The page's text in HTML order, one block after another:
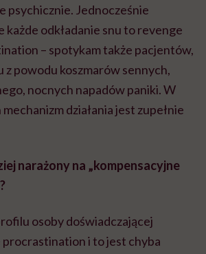
psychicznie. Jednocześnie
każde odkładanie snu to revenge
– spotykam także pacjentów,
z powodu koszmarów sennych,
nocnych napadów paniki. W
działania jest zupełnie
narażony na „kompensacyjne
osoby doświadczającej
i to jest chyba